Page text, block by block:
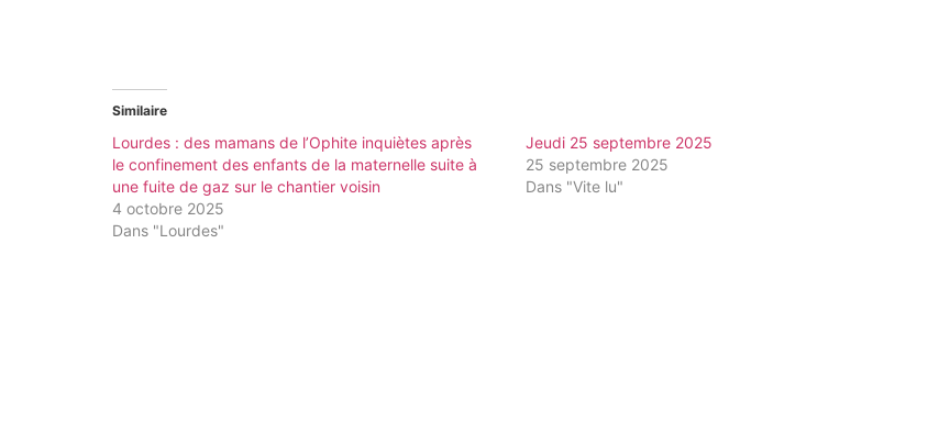
Similaire
Lourdes : des mamans de l’Ophite inquiètes après
le confinement des enfants de la maternelle suite à
une fuite de gaz sur le chantier voisin
4 octobre 2025
Dans "Lourdes"
Jeudi 25 septembre 2025
25 septembre 2025
Dans "Vite lu"